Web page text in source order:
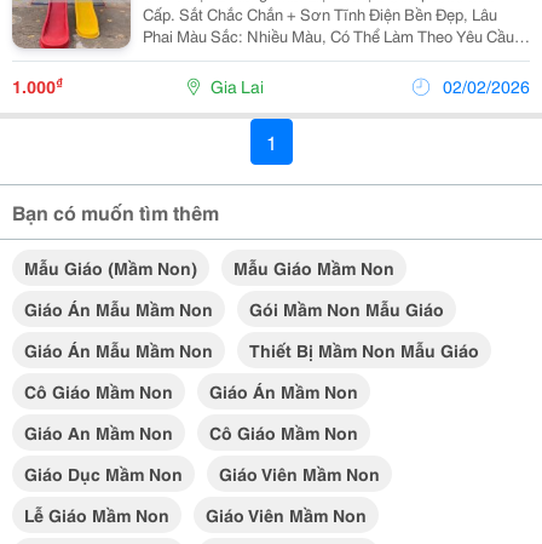
Cấp. Sắt Chắc Chắn + Sơn Tĩnh Điện Bền Đẹp, Lâu
Phai Màu Sắc: Nhiều Màu, Có Thể Làm Theo Yêu Cầu
Của Khách Hàng Độ Tuổi: Trẻ Trên 1 Tuổi Ứng Dụng:
Trường Mẫu Giáo, Mầm Non, Công Viên Vui Chơi, Khu
1.000₫ Gia Lai 02/02/2026
1
Bạn có muốn tìm thêm
Mẫu Giáo (mầm Non)
Mẫu Giáo Mầm Non
Giáo Án Mẫu Mầm Non
Gói Mầm Non Mẫu Giáo
Giáo Án Mẫu Mầm Non
Thiết Bị Mầm Non Mẫu Giáo
Cô Giáo Mầm Non
Giáo Án Mầm Non
Giáo An Mầm Non
Cô Giáo Mầm Non
Giáo Dục Mầm Non
Giáo Viên Mầm Non
Lễ Giáo Mầm Non
Giáo Viên Mầm Non